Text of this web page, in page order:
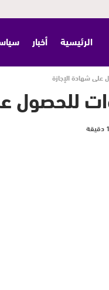
الرئيسية أخبار
شهادة الإجازة
للحصول